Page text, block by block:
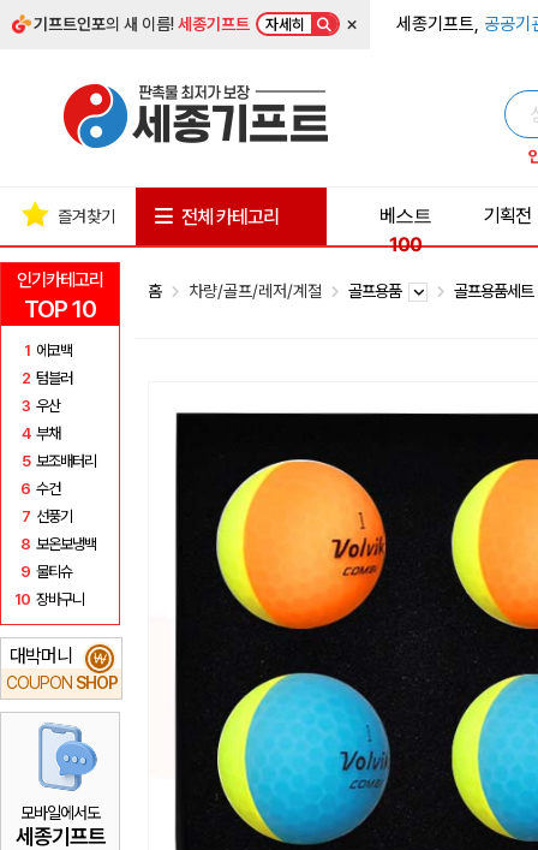
기프트인포의 새 이름!세종기프트 자세히 × 세종기프트, 공공기
인기카테고리
TOP 10
1 에코백
2 텀블러
3 우산
4 부채
5 보조배터리
6 수건
7 선풍기
8 보온보냉백
9 물티슈
10 장바구니
대박머니
COUPON SHOP
₩
모바일에서도
세종기프트
즐겨찾기 전체 카테고리
베스트
100
기획전
홈 차량/골프/레저/계절 골프용품 골프용품세